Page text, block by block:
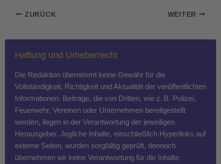
ZURÜCK WEITER
Haftung und Urheberrecht
Die Redaktion übernimmt keine Gewähr für die
Vollständigkeit, Richtigkeit und Aktualität der veröffentlichten
Informationen. Beiträge, die von Dritten, wie z. B. Polizei,
Feuerwehr, Vereinen oder Unternehmen bereitgestellt
werden, liegen in der Verantwortung der jeweiligen
Herausgeber. Jegliche Inhalte, einschließlich Hyperlinks auf
externe Seiten, wurden sorgfältig geprüft, dennoch
übernehmen wir keine Verantwortung für die Inhalte